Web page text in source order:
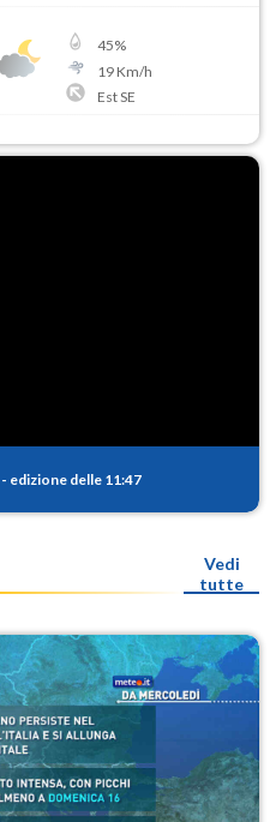
45%
19Km/h
Est SE
- edizione delle 11:47
Vedi
tutte